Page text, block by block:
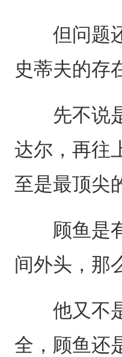
但问题还
史蒂夫的存
先不说是
达尔，再往
至是最顶尖
顾鱼是有
间外头，那
他又不是
全，顾鱼还